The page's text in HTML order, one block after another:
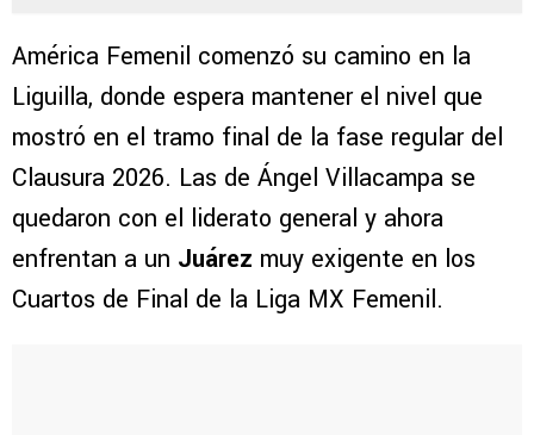
América Femenil comenzó su camino en la
Liguilla, donde espera mantener el nivel que
mostró en el tramo final de la fase regular del
Clausura 2026. Las de Ángel Villacampa se
quedaron con el liderato general y ahora
enfrentan a un Juárez muy exigente en los
Cuartos de Final de la Liga MX Femenil.